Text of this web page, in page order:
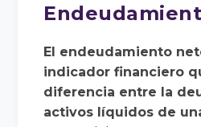
El endeudamiento
indicador financiero
diferencia entre la
activos líquidos de